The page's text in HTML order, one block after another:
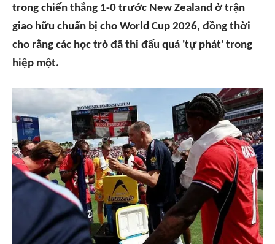
trong chiến thắng 1-0 trước New Zealand ở trận
giao hữu chuẩn bị cho World Cup 2026, đồng thời
cho rằng các học trò đã thi đấu quá 'tự phát' trong
hiệp một.